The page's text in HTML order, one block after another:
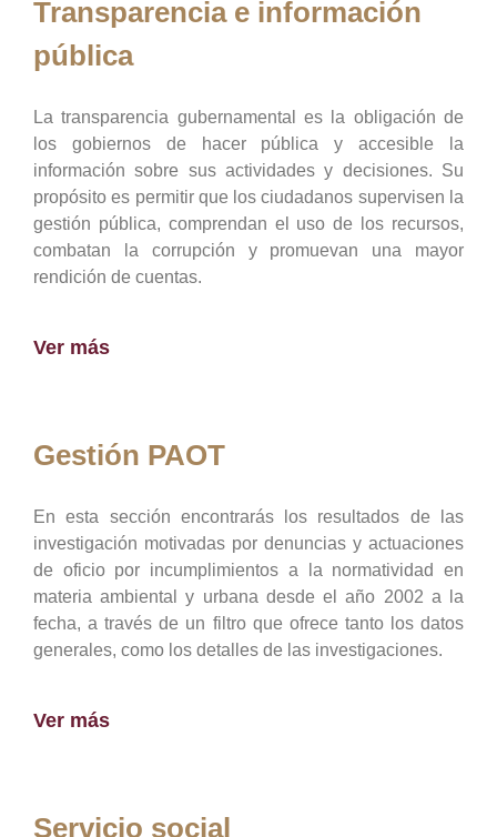
Transparencia e información
pública
La transparencia gubernamental es la obligación de
los gobiernos de hacer pública y accesible la
información sobre sus actividades y decisiones. Su
propósito es permitir que los ciudadanos supervisen la
gestión pública, comprendan el uso de los recursos,
combatan la corrupción y promuevan una mayor
rendición de cuentas.
Ver más
Gestión PAOT
En esta sección encontrarás los resultados de las
investigación motivadas por denuncias y actuaciones
de oficio por incumplimientos a la normatividad en
materia ambiental y urbana desde el año 2002 a la
fecha, a través de un filtro que ofrece tanto los datos
generales, como los detalles de las investigaciones.
Ver más
Servicio social